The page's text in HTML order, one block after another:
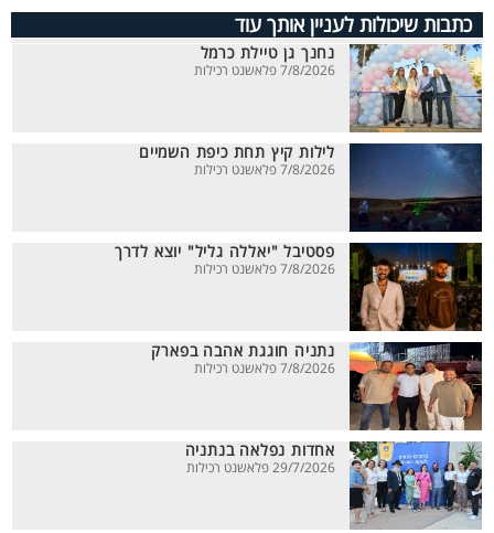
כתבות שיכולות לעניין אותך עוד
נחנך גן טיילת כרמל
7/8/2026 פלאשנט רכילות
לילות קיץ תחת כיפת השמיים
7/8/2026 פלאשנט רכילות
פסטיבל "יאללה גליל" יוצא לדרך
7/8/2026 פלאשנט רכילות
נתניה חוגגת אהבה בפארק
7/8/2026 פלאשנט רכילות
אחדות נפלאה בנתניה
29/7/2026 פלאשנט רכילות